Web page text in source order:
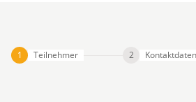
Teilnehmer Kontaktdaten